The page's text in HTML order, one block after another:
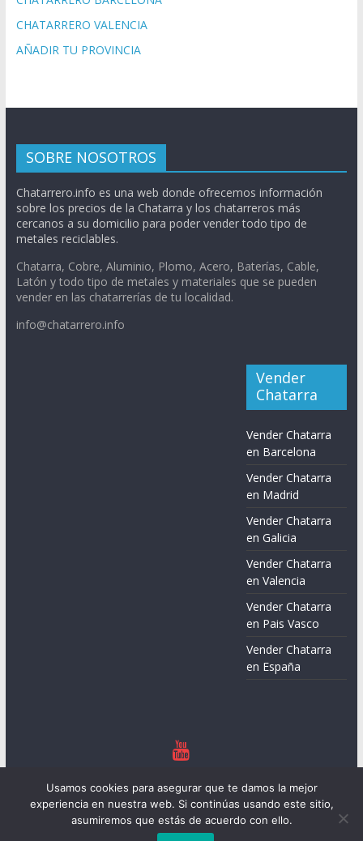
CHATARRERO VALENCIA
AÑADIR TU PROVINCIA
SOBRE NOSOTROS
Chatarrero.info es una web donde ofrecemos información
sobre los precios de la Chatarra y los chatarreros más
cercanos a su domicilio para poder vender todo tipo de
metales reciclables.
Chatarra, Cobre, Aluminio, Plomo, Acero, Baterías, Cable,
Latón y todo tipo de metales y materiales que se pueden
vender en las chatarrerías de tu localidad.
info@chatarrero.info
Vender
Chatarra
Vender Chatarra
en Barcelona
Vender Chatarra
en Madrid
Vender Chatarra
en Galicia
Vender Chatarra
en Valencia
Vender Chatarra
en Pais Vasco
Vender Chatarra
en España
derechos reservados.
Tema:ColorMagpor ThemeGrill. Funciona conWordPress
Usamos cookies para asegurar que te damos la mejor
experiencia en nuestra web. Si continúas usando este sitio,
asumiremos que estás de acuerdo con ello.